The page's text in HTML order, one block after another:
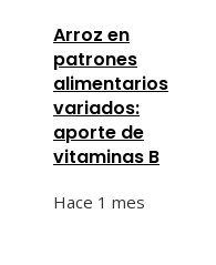
Arroz en
patrones
alimentarios
variados:
aporte de
vitaminas B
Hace 1 mes